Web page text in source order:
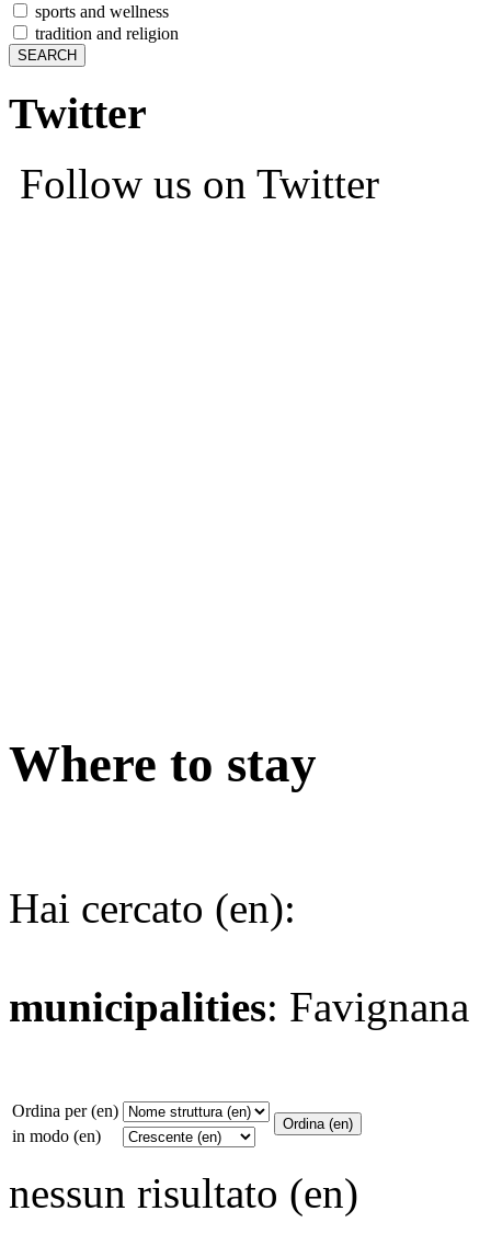
sports and wellness
tradition and religion
Twitter
Follow us on Twitter
Where to stay
Hai cercato (en):
municipalities: Favignana
Ordina per (en)
in modo (en)
nessun risultato (en)